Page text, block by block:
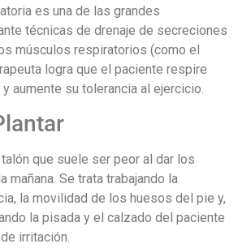
es una de las grandes
técnicas de drenaje de secreciones
músculos respiratorios (como el
logra que el paciente respire
aumente su tolerancia al ejercicio.
que suele ser peor al dar los
mañana. Se trata trabajando la
la movilidad de los huesos del pie y,
la pisada y el calzado del paciente
irritación.